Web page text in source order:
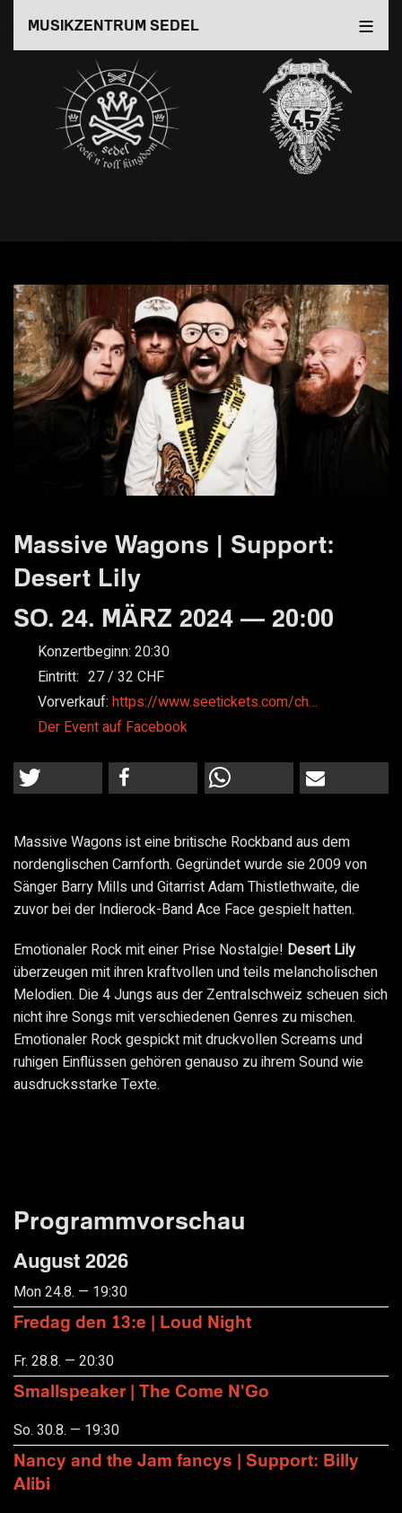
Inhalt
MUSIKZENTRUM SEDEL
Massive Wagons | Support:
Desert Lily
SO. 24. MÄRZ 2024 — 20:00
Konzertbeginn: 20:30
Eintritt: 27
32
Vorverkauf: https://www.seetickets.com/ch…
Der Event auf Facebook
Massive Wagons ist eine britische Rockband aus dem
nordenglischen Carnforth. Gegründet wurde sie 2009 von
Sänger Barry Mills und Gitarrist Adam Thistlethwaite, die
zuvor bei der Indierock-Band Ace Face gespielt hatten.
Emotionaler Rock mit einer Prise Nostalgie! Desert Lily
überzeugen mit ihren kraftvollen und teils melancholischen
Melodien. Die 4 Jungs aus der Zentralschweiz scheuen sich
nicht ihre Songs mit verschiedenen Genres zu mischen.
Emotionaler Rock gespickt mit druckvollen Screams und
ruhigen Einflüssen gehören genauso zu ihrem Sound wie
ausdrucksstarke Texte.
Programmvorschau
August 2026
Mon 24.8. — 19:30
Fredag den 13:e | Loud Night
Fr. 28.8. — 20:30
Smallspeaker | The Come N'Go
So. 30.8. — 19:30
Nancy and the Jam fancys | Support: Billy
Alibi